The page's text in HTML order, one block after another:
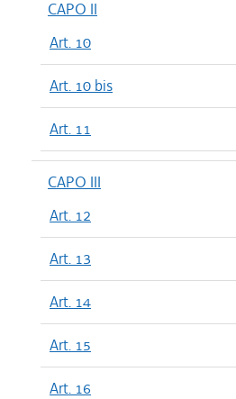
CAPO II
Art. 10
Art. 10 bis
Art. 11
CAPO III
Art. 12
Art. 13
Art. 14
Art. 15
Art. 16